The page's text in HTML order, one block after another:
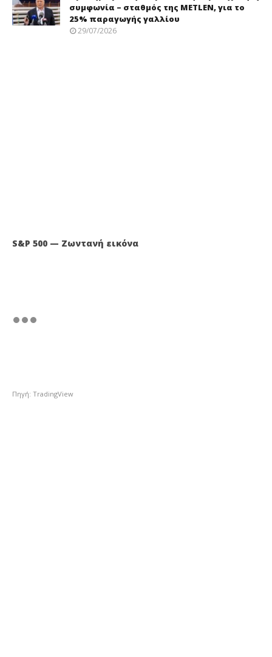
συμφωνία – σταθμός της METLEN, για το
25% παραγωγής γαλλίου
29/07/2026
S&P 500 — Ζωντανή εικόνα
Πηγή: TradingView